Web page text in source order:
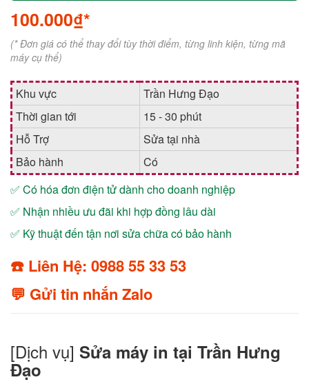
100.000₫*
(* Đơn giá có thể thay đổi tùy thời điểm, từng linh kiện, từng mã
máy cụ thể)
Khu vực
Trần Hưng Đạo
Thời gian tới
15 - 30 phút
Hỗ Trợ
Sửa tại nhà
Bảo hành
Có
✅ Có hóa đơn điện tử dành cho doanh nghiệp
✅ Nhận nhiều ưu đãi khi hợp đồng lâu dài
✅ Kỹ thuật đến tận nơi sửa chữa có bảo hành
☎️ Liên Hệ: 0988 55 33 53
💬 Gửi tin nhắn Zalo
[Dịch vụ] Sửa máy in tại Trần Hưng
Đạo